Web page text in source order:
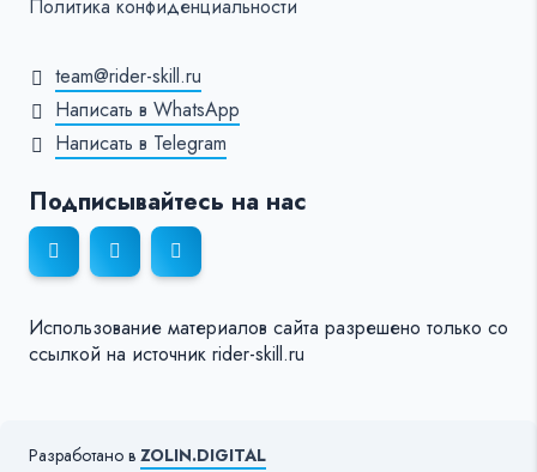
Политика конфиденциальности
team@rider-skill.ru
Написать в WhatsApp
Написать в Telegram
Подписывайтесь на нас
Использование материалов сайта разрешено только со
ссылкой на источник rider-skill.ru
Разработано в ZOLIN.DIGITAL